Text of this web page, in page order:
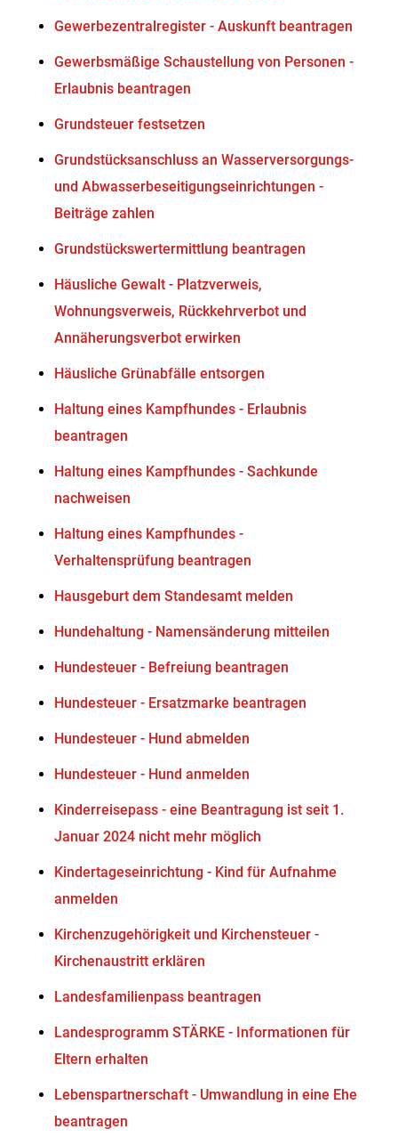
Gewerbezentralregister - Auskunft beantragen
Gewerbsmäßige Schaustellung von Personen -
Erlaubnis beantragen
Grundsteuer festsetzen
Grundstücksanschluss an Wasserversorgungs-
und Abwasserbeseitigungseinrichtungen -
Beiträge zahlen
Grundstückswertermittlung beantragen
Häusliche Gewalt - Platzverweis,
Wohnungsverweis, Rückkehrverbot und
Annäherungsverbot erwirken
Häusliche Grünabfälle entsorgen
Haltung eines Kampfhundes - Erlaubnis
beantragen
Haltung eines Kampfhundes - Sachkunde
nachweisen
Haltung eines Kampfhundes -
Verhaltensprüfung beantragen
Hausgeburt dem Standesamt melden
Hundehaltung - Namensänderung mitteilen
Hundesteuer - Befreiung beantragen
Hundesteuer - Ersatzmarke beantragen
Hundesteuer - Hund abmelden
Hundesteuer - Hund anmelden
Kinderreisepass - eine Beantragung ist seit 1.
Januar 2024 nicht mehr möglich
Kindertageseinrichtung - Kind für Aufnahme
anmelden
Kirchenzugehörigkeit und Kirchensteuer -
Kirchenaustritt erklären
Landesfamilienpass beantragen
Landesprogramm STÄRKE - Informationen für
Eltern erhalten
Lebenspartnerschaft - Umwandlung in eine Ehe
beantragen